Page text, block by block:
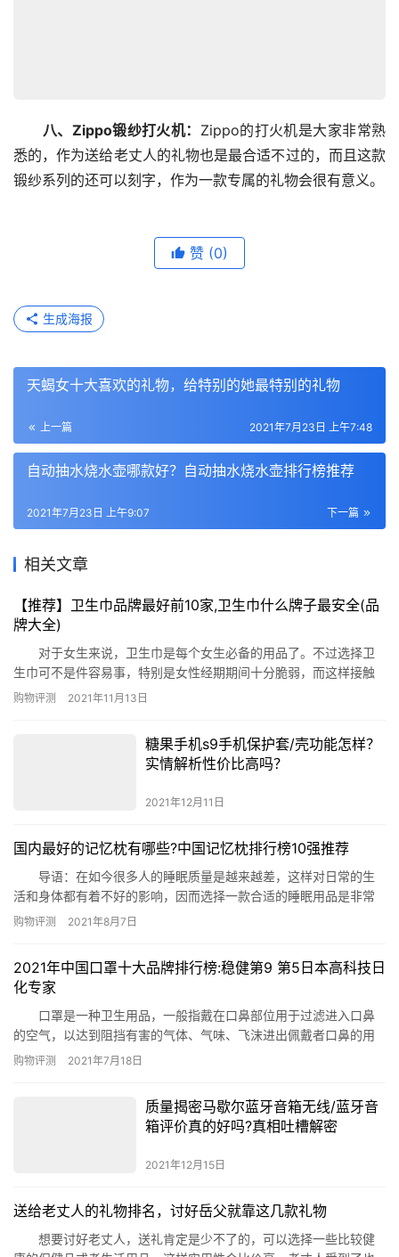
八、Zippo锻纱打火机： Zippo的打火机是大家非常熟
悉的，作为送给老丈人的礼物也是最合适不过的，而且这款
锻纱系列的还可以刻字，作为一款专属的礼物会很有意义。
赞 (0)
生成海报
天蝎女十大喜欢的礼物，给特别的她最特别的礼物
上一篇 2021年7月23日 上午7:48
自动抽水烧水壶哪款好？自动抽水烧水壶排行榜推荐
下一篇
2021年7月23日 上午9:07
相关文章
【推荐】卫生巾品牌最好前10家,卫生巾什么牌子最安全(品
牌大全)
对于女生来说，卫生巾是每个女生必备的用品了。不过选择卫
生巾可不是件容易事，特别是女性经期期间十分脆弱，而这样接触
私密部位的卫生巾的安全程度很重要。那么2017奶奶卫生巾什么牌
菲卫生巾 2、高洁丝卫生巾 3、ABC卫生巾 …
购物评测 2021年11月13日
糖果手机s9手机保护套/壳功能怎样？
实情解析性价比高吗？
2021年12月11日
国内最好的记忆枕有哪些?中国记忆枕排行榜10强推荐
导语：在如今很多人的睡眠质量是越来越差，这样对日常的生
活和身体都有着不好的影响，因而选择一款合适的睡眠用品是非常
有哦必要的，今天小编就整理了中国记忆枕排行榜10强推荐给有需
忆枕排行榜10强推荐 1、水星舒适透气慢回记忆枕 2、优
雅…
购物评测 2021年8月7日
2021年中国口罩十大品牌排行榜:稳健第9 第5日本高科技日
化专家
口罩是一种卫生用品，一般指戴在口鼻部位用于过滤进入口鼻
的空气，以达到阻挡有害的气体、气味、飞沫进出佩戴者口鼻的用
具，以纱布或纸等制成。在灰尘或者雾霾严重的城市，口罩虽然不
好的了解口罩行业知名企业和选购产品。那么口罩什么牌子的质量
购物评测 2021年7月18日
质量揭密马歇尔蓝牙音箱无线/蓝牙音
箱评价真的好吗?真相吐槽解密
2021年12月15日
送给老丈人的礼物排名，讨好岳父就靠这几款礼物
想要讨好老丈人，送礼肯定是少不了的，可以选择一些比较健